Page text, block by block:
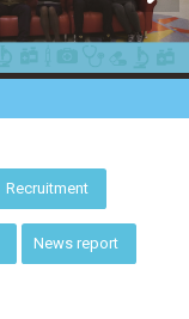
Recruitment
News report